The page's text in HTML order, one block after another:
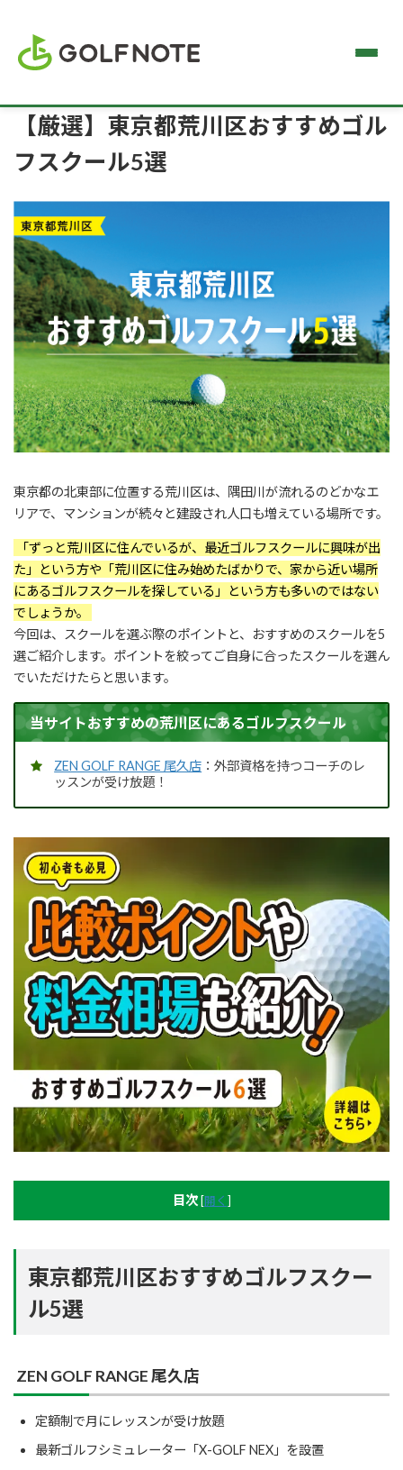
【厳選】東京都荒川区おすすめゴル
フスクール5選
東京都の北東部に位置する荒川区は、隅田川が流れるのどかなエ
リアで、マンションが続々と建設され人口も増えている場所です。
「ずっと荒川区に住んでいるが、最近ゴルフスクールに興味が出
た」という方や「荒川区に住み始めたばかりで、家から近い場所
にあるゴルフスクールを探している」という方も多いのではない
でしょうか。
今回は、スクールを選ぶ際のポイントと、おすすめのスクールを5
選ご紹介します。ポイントを絞ってご自身に合ったスクールを選ん
でいただけたらと思います。
当サイトおすすめの荒川区にあるゴルフスクール
ZEN GOLF RANGE 尾久店 ：外部資格を持つコーチのレ
ッスンが受け放題！
目次 [開く ]
東京都荒川区おすすめゴルフスクー
ル5選
ZEN GOLF RANGE 尾久店
定額制で月にレッスンが受け放題
最新ゴルフシミュレーター「X-GOLF NEX」を設置